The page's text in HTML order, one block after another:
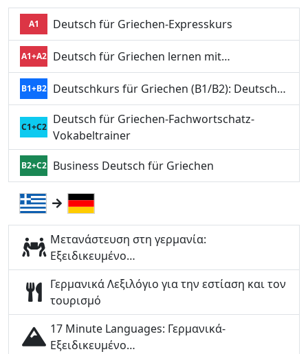
A1 Deutsch für Griechen-Expresskurs
A1+A2 Deutsch für Griechen lernen mit…
B1+B2 Deutschkurs für Griechen (B1/B2): Deutsch…
C1+C2
Deutsch für Griechen-Fachwortschatz-
Vokabeltrainer
B2+C2 Business Deutsch für Griechen
Μετανάστευση στη γερμανία:
Εξειδικευμένο…
Γερμανικά Λεξιλόγιο για την εστίαση και τον
τουρισμό
17 Minute Languages: Γερμανικά-
Εξειδικευμένο…